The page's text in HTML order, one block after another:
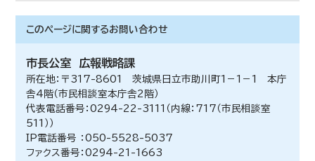
このページに関するお問い合わせ
市長公室 広報戦略課
所在地：〒317-8601 茨城県日立市助川町1－1－1 本庁
舎4階（市民相談室本庁舎2階）
代表電話番号：0294-22-3111（内線：717（市民相談室
511））
IP電話番号 ：050-5528-5037
ファクス番号：0294-21-1663